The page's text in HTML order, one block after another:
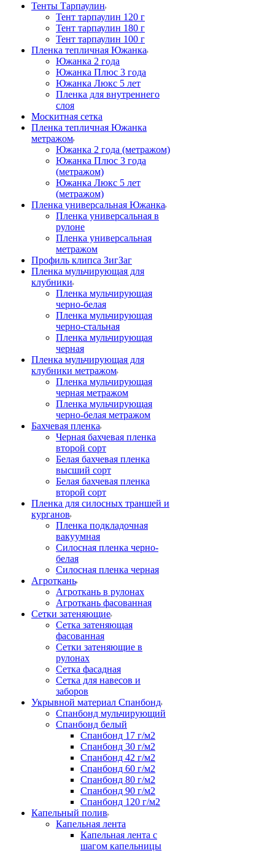
Тенты Тарпаулин
Тент тарпаулин 120 г
Тент тарпаулин 180 г
Тент тарпаулин 100 г
Пленка тепличная Южанка
Южанка 2 года
Южанка Плюс 3 года
Южанка Люкс 5 лет
Пленка для внутреннего
слоя
Москитная сетка
Пленка тепличная Южанка
метражом
Южанка 2 года (метражом)
Южанка Плюс 3 года
(метражом)
Южанка Люкс 5 лет
(метражом)
Пленка универсальная Южанка
Пленка универсальная в
рулоне
Пленка универсальная
метражом
Профиль клипса ЗигЗаг
Пленка мульчирующая для
клубники
Пленка мульчирующая
черно-белая
Пленка мульчирующая
черно-стальная
Пленка мульчирующая
черная
Пленка мульчирующая для
клубники метражом
Пленка мульчирующая
черная метражом
Пленка мульчирующая
черно-белая метражом
Бахчевая пленка
Черная бахчевая пленка
второй сорт
Белая бахчевая пленка
высший сорт
Белая бахчевая пленка
второй сорт
Пленка для силосных траншей и
курганов
Пленка подкладочная
вакуумная
Силосная пленка черно-
белая
Силосная пленка черная
Агроткань
Агроткань в рулонах
Агроткань фасованная
Сетки затеняющие
Сетка затеняющая
фасованная
Сетки затеняющие в
рулонах
Сетка фасадная
Сетка для навесов и
заборов
Укрывной материал Спанбонд
Спанбонд мульчирующий
Спанбонд белый
Спанбонд 17 г/м2
Спанбонд 30 г/м2
Спанбонд 42 г/м2
Спанбонд 60 г/м2
Спанбонд 80 г/м2
Спанбонд 90 г/м2
Спанбонд 120 г/м2
Капельный полив
Капельная лента
Капельная лента с
шагом капельницы